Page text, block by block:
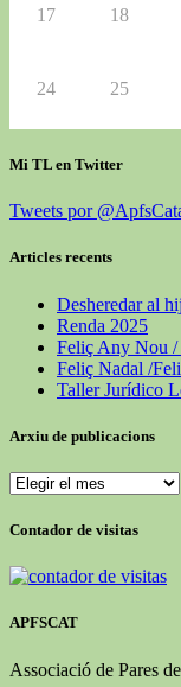
17 18
24 25
Mi TL en Twitter
Tweets por
Articles recents
Desheredar al
Renda 2025
Feliç Any Nou
Feliç Nadal /
Taller Jurídico
Arxiu de publicacions
Arxiu
publicacions
Contador de visitas
APFSCAT
Associació de Pares